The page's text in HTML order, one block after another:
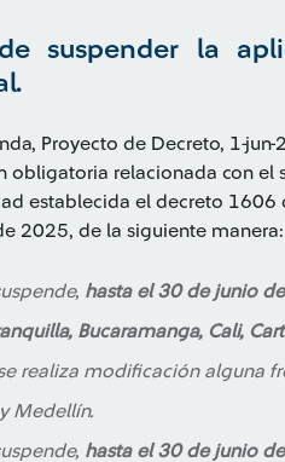
suspender la
Proyecto de Decreto, 1-
obligatoria relacionada con el
establecida el decreto
2025, de la siguiente manera:
hasta el 30 de junio
Bucaramanga, Cali,
realiza modificación alguna
y Medellín.
hasta el 30 de junio